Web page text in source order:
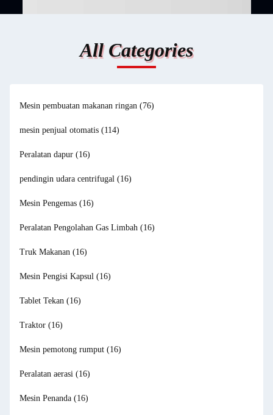
All Categories
Mesin pembuatan makanan ringan (76)
mesin penjual otomatis (114)
Peralatan dapur (16)
pendingin udara centrifugal (16)
Mesin Pengemas (16)
Peralatan Pengolahan Gas Limbah (16)
Truk Makanan (16)
Mesin Pengisi Kapsul (16)
Tablet Tekan (16)
Traktor (16)
Mesin pemotong rumput (16)
Peralatan aerasi (16)
Mesin Penanda (16)